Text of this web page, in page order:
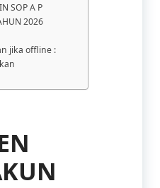
SOP A P
2026
jika offline :